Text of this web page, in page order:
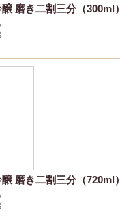
磨き二割三分（300ml）
磨き二割三分（720ml）